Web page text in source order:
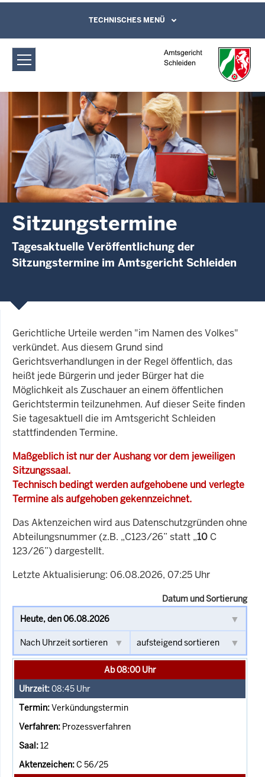
Amtsgericht Schleiden:
Sitzungstermine
Direkt zum Inhalt
Leichte Sprache, Gebärdensprachenvideo
und Kontaktformular
TECHNISCHES MENÜ
Sitzungstermine
Tagesaktuelle Veröffentlichung der
Sitzungstermine im Amtsgericht Schleiden
Gerichtliche Urteile werden "im Namen des Volkes"
verkündet. Aus diesem Grund sind
Gerichtsverhandlungen in der Regel öffentlich, das
heißt jede Bürgerin und jeder Bürger hat die
Möglichkeit als Zuschauer an einem öffentlichen
Gerichtstermin teilzunehmen. Auf dieser Seite finden
Sie tagesaktuell die im Amtsgericht Schleiden
stattfindenden Termine.
Maßgeblich ist nur der Aushang vor dem jeweiligen
Sitzungssaal.
Technisch bedingt werden aufgehobene und verlegte
Termine als aufgehoben gekennzeichnet.
Das Aktenzeichen wird aus Datenschutzgründen ohne
Abteilungsnummer (z.B. „C123/26” statt „10 C
123/26”) dargestellt.
Letzte Aktualisierung: 06.08.2026, 07:25 Uhr
Datum und Sortierung
Ab 08:00 Uhr
08:45 Uhr
Verkündungstermin
Prozessverfahren
12
C 56/25